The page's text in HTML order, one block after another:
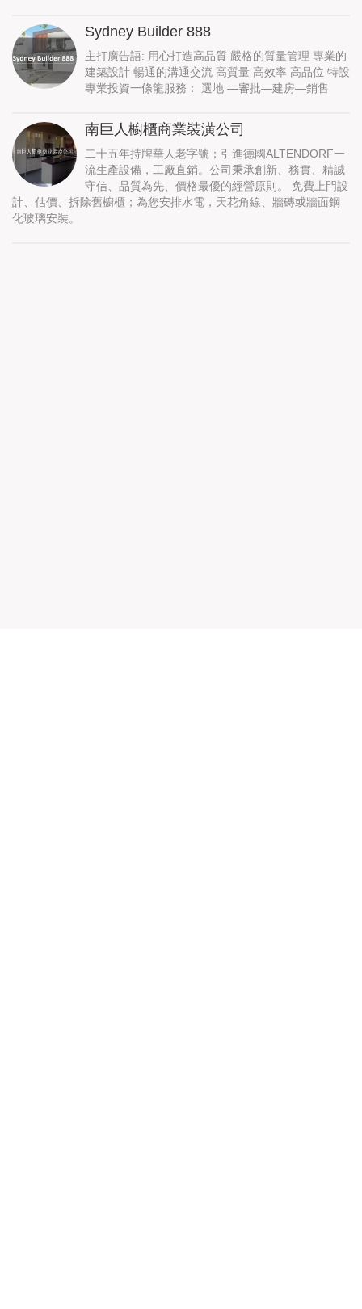
Sydney Builder 888
主打廣告語: 用心打造高品質 嚴格的質量管理 專業的
建築設計 暢通的溝通交流 高質量 高效率 高品位 特設
專業投資一條龍服務： 選地 —審批—建房—銷售
南巨人櫥櫃商業裝潢公司
二十五年持牌華人老字號；引進德國ALTENDORF一
流生產設備，工廠直銷。公司秉承創新、務實、精誠
守信、品質為先、價格最優的經營原則。 免費上門設
計、估價、拆除舊櫥櫃；為您安排水電，天花角線、牆磚或牆面鋼
化玻璃安裝。